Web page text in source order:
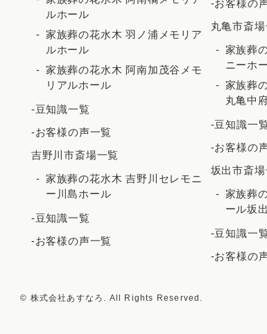
ルホール
家族葬の花水木 羽ノ浦メモリア
ルホール
家族葬の花水木 阿南加茂谷メモ
リアルホール
-豆知識一覧
-お客様の声一覧
吉野川市斎場一覧
家族葬の花水木 吉野川セレモニ
ー川島ホール
-豆知識一覧
-お客様の声一覧
-お客様の
丸亀市斎場
家族葬
ニーホ
家族葬
丸亀中
-豆知識一
-お客様の
坂出市斎場
家族葬
ール坂出
-豆知識一
-お客様の
© 株式会社あすなろ. All Rights Reserved.